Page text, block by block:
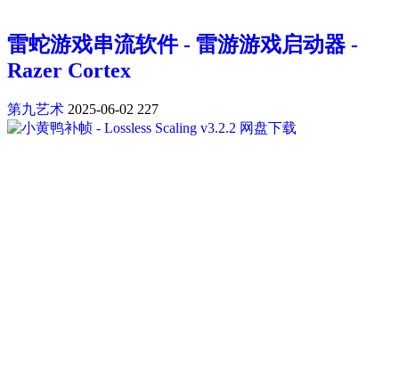
雷蛇游戏串流软件 - 雷游游戏启动器 -
Razer Cortex
第九艺术 2025-06-02 227